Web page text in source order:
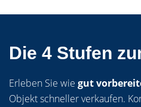
Die 4 Stufen
Erleben Sie wie gut
Objekt schneller verkaufen.